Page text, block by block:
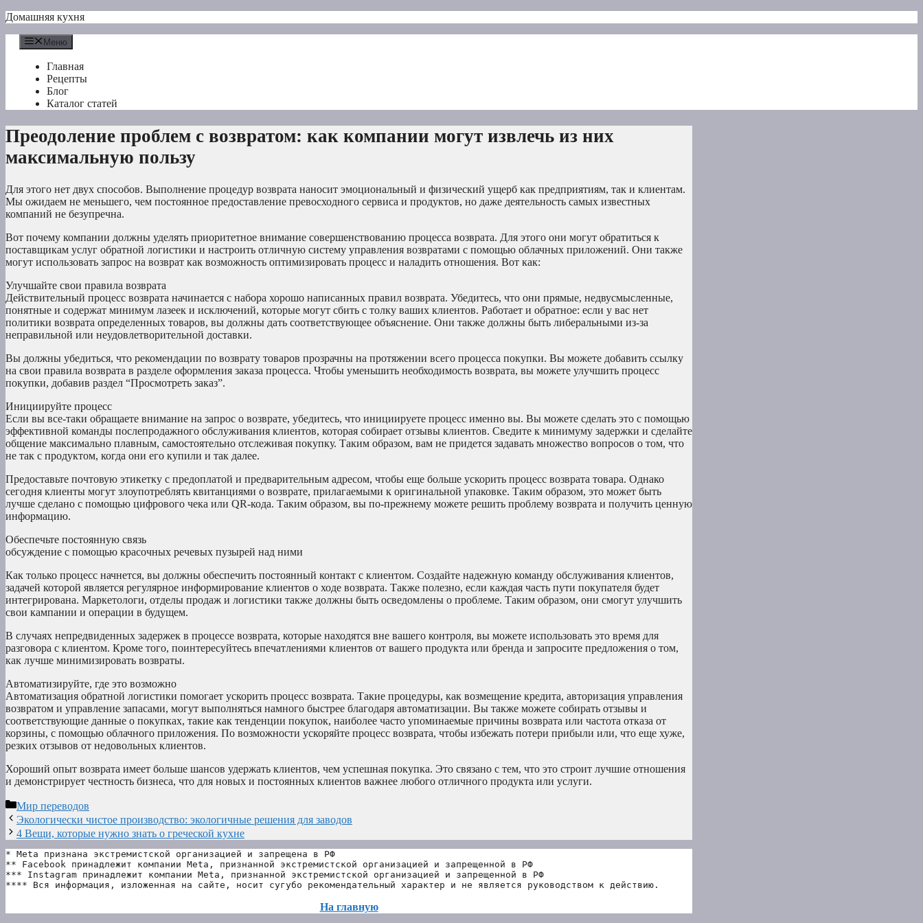
Перейти
содержимому
Домашняя кухня
Меню
Главная
Рецепты
Блог
Каталог статей
Преодоление проблем с возвратом: как компании могут извлечь из них
максимальную пользу
Для этого нет двух способов. Выполнение процедур возврата наносит эмоциональный и физический ущерб как предприятиям, так и клиентам.
Мы ожидаем не меньшего, чем постоянное предоставление превосходного сервиса и продуктов, но даже деятельность самых известных
компаний не безупречна.
Вот почему компании должны уделять приоритетное внимание совершенствованию процесса возврата. Для этого они могут обратиться к
поставщикам услуг обратной логистики и настроить отличную систему управления возвратами с помощью облачных приложений. Они также
могут использовать запрос на возврат как возможность оптимизировать процесс и наладить отношения. Вот как:
Улучшайте свои правила возврата
Действительный процесс возврата начинается с набора хорошо написанных правил возврата. Убедитесь, что они прямые, недвусмысленные,
понятные и содержат минимум лазеек и исключений, которые могут сбить с толку ваших клиентов. Работает и обратное: если у вас нет
политики возврата определенных товаров, вы должны дать соответствующее объяснение. Они также должны быть либеральными из-за
неправильной или неудовлетворительной доставки.
Вы должны убедиться, что рекомендации по возврату товаров прозрачны на протяжении всего процесса покупки. Вы можете добавить ссылку
на свои правила возврата в разделе оформления заказа процесса. Чтобы уменьшить необходимость возврата, вы можете улучшить процесс
покупки, добавив раздел “Просмотреть заказ”.
Инициируйте процесс
Если вы все-таки обращаете внимание на запрос о возврате, убедитесь, что инициируете процесс именно вы. Вы можете сделать это с помощью
эффективной команды послепродажного обслуживания клиентов, которая собирает отзывы клиентов. Сведите к минимуму задержки и сделайте
общение максимально плавным, самостоятельно отслеживая покупку. Таким образом, вам не придется задавать множество вопросов о том, что
не так с продуктом, когда они его купили и так далее.
Предоставьте почтовую этикетку с предоплатой и предварительным адресом, чтобы еще больше ускорить процесс возврата товара. Однако
сегодня клиенты могут злоупотреблять квитанциями о возврате, прилагаемыми к оригинальной упаковке. Таким образом, это может быть
лучше сделано с помощью цифрового чека или QR-кода. Таким образом, вы по-прежнему можете решить проблему возврата и получить ценную
информацию.
Обеспечьте постоянную связь
обсуждение с помощью красочных речевых пузырей над ними
Как только процесс начнется, вы должны обеспечить постоянный контакт с клиентом. Создайте надежную команду обслуживания клиентов,
задачей которой является регулярное информирование клиентов о ходе возврата. Также полезно, если каждая часть пути покупателя будет
интегрирована. Маркетологи, отделы продаж и логистики также должны быть осведомлены о проблеме. Таким образом, они смогут улучшить
свои кампании и операции в будущем.
В случаях непредвиденных задержек в процессе возврата, которые находятся вне вашего контроля, вы можете использовать это время для
разговора с клиентом. Кроме того, поинтересуйтесь впечатлениями клиентов от вашего продукта или бренда и запросите предложения о том,
как лучше минимизировать возвраты.
Автоматизируйте, где это возможно
Автоматизация обратной логистики помогает ускорить процесс возврата. Такие процедуры, как возмещение кредита, авторизация управления
возвратом и управление запасами, могут выполняться намного быстрее благодаря автоматизации. Вы также можете собирать отзывы и
соответствующие данные о покупках, такие как тенденции покупок, наиболее часто упоминаемые причины возврата или частота отказа от
корзины, с помощью облачного приложения. По возможности ускоряйте процесс возврата, чтобы избежать потери прибыли или, что еще хуже,
резких отзывов от недовольных клиентов.
Хороший опыт возврата имеет больше шансов удержать клиентов, чем успешная покупка. Это связано с тем, что это строит лучшие отношения
и демонстрирует честность бизнеса, что для новых и постоянных клиентов важнее любого отличного продукта или услуги.
Рубрики
Мир переводов
Экологически чистое производство: экологичные решения для заводов
4 Вещи, которые нужно знать о греческой кухне
* Meta признана экстремистской организацией и запрещена в РФ
** Facebook принадлежит компании Meta, признанной экстремистской организацией и запрещенной в РФ
*** Instagram принадлежит компании Meta, признанной экстремистской организацией и запрещенной в РФ
**** Вся информация, изложенная на сайте, носит сугубо рекомендательный характер и не является руководством к действию.
На главную